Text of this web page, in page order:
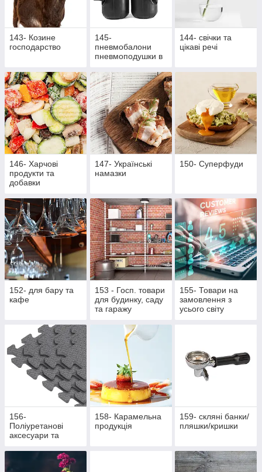
143- Козине
господарство
145-
пневмобалони
пневмоподушки в
144- свічки та
цікаві речі
146- Харчові
продукти та
добавки
147- Українські
намазки
150- Суперфуди
152- для бару та
кафе
153 - Госп. товари
для будинку, саду
та гаражу
155- Товари на
замовлення з
усього світу
156-
Поліуретанові
аксесуари та
158- Карамельна
продукція
159- скляні банки/
пляшки/кришки